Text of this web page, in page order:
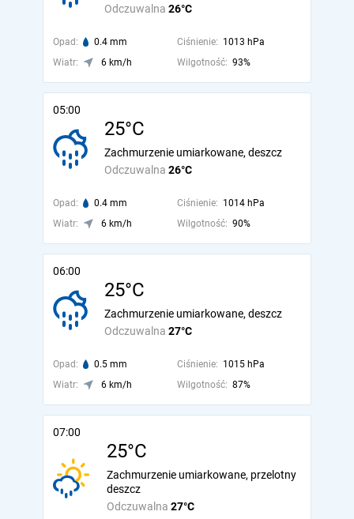
Odczuwalna 26°C
Opad: 0.4 mm Ciśnienie: 1013 hPa
Wiatr:
6 km/h Wilgotność: 93%
05:00
25°C
Odczuwalna 26°C
Zachmurzenie umiarkowane, deszcz
Opad: 0.4 mm Ciśnienie: 1014 hPa
Wiatr:
6 km/h Wilgotność: 90%
06:00
25°C
Odczuwalna 27°C
Zachmurzenie umiarkowane, deszcz
Opad: 0.5 mm Ciśnienie: 1015 hPa
Wiatr:
6 km/h Wilgotność: 87%
07:00
25°C
Odczuwalna 27°C
Zachmurzenie umiarkowane, przelotny
deszcz